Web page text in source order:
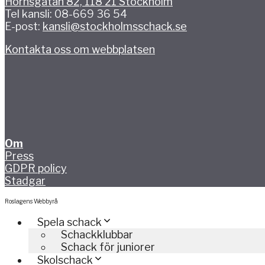
Tel kansli: 08-669 36 54
E-post: kansli@stockholmsschack.se
Kontakta oss om webbplatsen
Om
Press
GDPR policy
Stadgar
Roslagens Webbyrå
Spela schack
Schackklubbar
Schack för juniorer
Skolschack